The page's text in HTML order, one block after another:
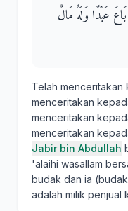
عَبْدًا وَلَهُ مَالٌ
Telah menceritakan
menceritakan
menceritakan
menceritakan
Jabir bin Abdullah
'alaihi wasallam
budak dan ia
adalah milik penjual